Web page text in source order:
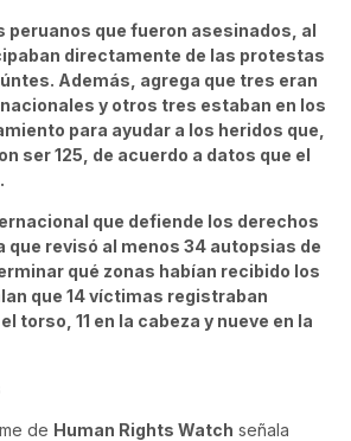
peruanos que fueron asesinados, al
directamente de las protestas
Además, agrega que tres eran
y otros tres estaban en los
para ayudar a los heridos que,
ser 125, de acuerdo a datos que el
que defiende los derechos
que revisó al menos 34 autopsias de
qué zonas habían recibido los
que 14 víctimas registraban
torso, 11 en la cabeza y nueve en la
de Human Rights Watch señala